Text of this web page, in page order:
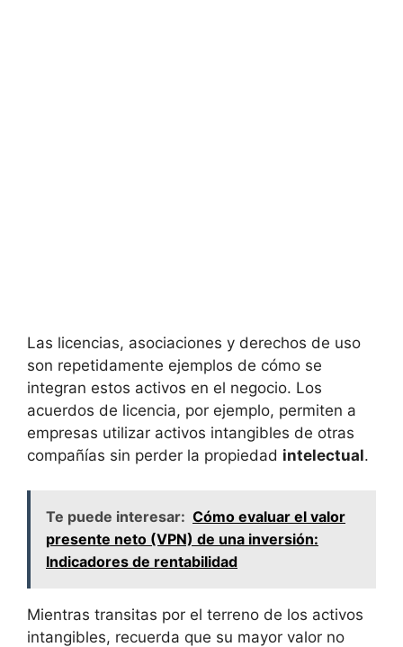
Las ​licencias, asociaciones y derechos de⁤ uso
son repetidamente ejemplos ⁣de cómo⁤ se
integran estos activos en el negocio. Los⁣
acuerdos de‍ licencia, por ⁤ejemplo, permiten ‌a
⁢empresas utilizar⁣ activos intangibles ‍de otras
compañías sin perder la propiedad intelectual.
Te puede interesar: Cómo evaluar el valor
presente neto (VPN) de una inversión:
Indicadores de rentabilidad
Mientras transitas por‍ el terreno de los activos
intangibles, recuerda ‍que su mayor valor no